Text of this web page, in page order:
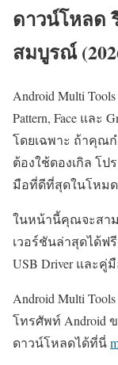
ดาวน์โหลด
สมบูรณ์
Android Multi
Pattern, Face และ
โดยเฉพาะ ถ้าคุณ
ต้องใช้ดองเกิล โป
มือที่ดีที่สุดในโหมด
ในหน้านี้คุณจะสาม
เวอร์ชันล่าสุดได้ฟ
USB Driver และคู่
Android Multi
โทรศัพท์ Android
ดาวน์โหลดได้ที่นี่